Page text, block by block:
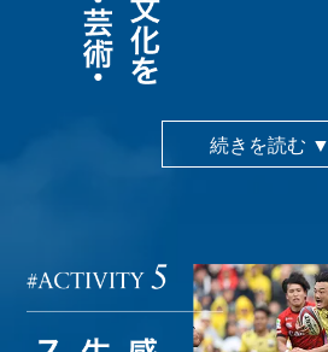
続きを読む ▼